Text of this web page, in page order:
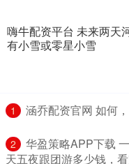
嗨牛配资平台 未来两天
有小雪或零星小雪
1 涵乔配资官网 如何
2
华盈策略APP下载
天五夜跟团游多少钱，